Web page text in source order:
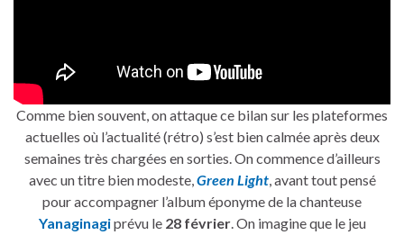
Comme bien souvent, on attaque ce bilan sur les plateformes
actuelles où l’actualité (rétro) s’est bien calmée après deux
semaines très chargées en sorties. On commence d’ailleurs
avec un titre bien modeste,Green Light, avant tout pensé
pour accompagner l’album éponyme de la chanteuse
Yanaginagiprévu le 28 février. On imagine que le jeu